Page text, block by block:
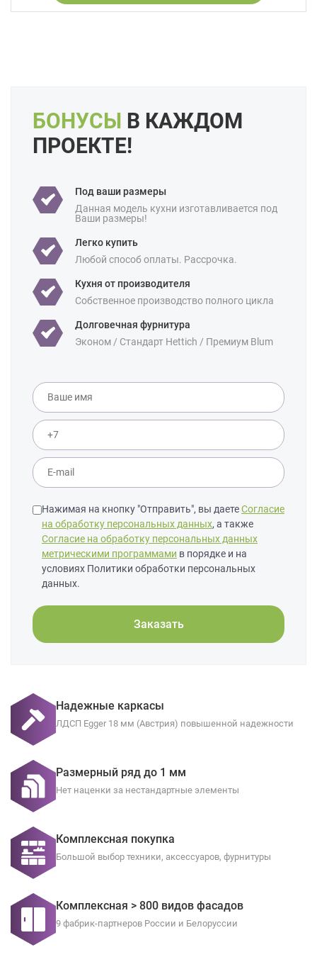
Особенности: Без верхних шкафов
Встроенные
Готовые
С встроенной техникой
Ценовая
категория:
Назначение: В частный дом
Площадь: 12 кв м 18 кв м
БОНУСЫ В КАЖДОМ
ПРОЕКТЕ!
Под ваши размеры
Данная модель кухни изготавливается под
Ваши размеры!
Легко купить
Любой способ оплаты. Рассрочка.
Кухня от производителя
Собственное производство полного цикла
Долговечная фурнитура
Эконом / Стандарт Hettich / Премиум Blum
Нажимая на кнопку "Отправить", вы даетеСогласие
на обработку персональных данных, а также
Согласие на обработку персональных данных
метрическими программами в порядке и на
условиях Политики обработки персональных
данных.
Заказать
Надежные каркасы
ЛДСП Egger 18 мм (Австрия) повышенной надежности
Размерный ряд до 1 мм
Нет наценки за нестандартные элементы
Комплексная покупка
Большой выбор техники, аксессуаров, фурнитуры
Комплексная > 800 видов фасадов
9 фабрик-партнеров России и Белоруссии